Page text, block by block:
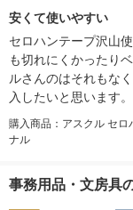
安くて使いやすい
セロハンテープ沢山
も切れにくかったり
ルさんのはそれもな
入したいと思います。
購入商品：アスクル セ
ナル
事務用品・文房具